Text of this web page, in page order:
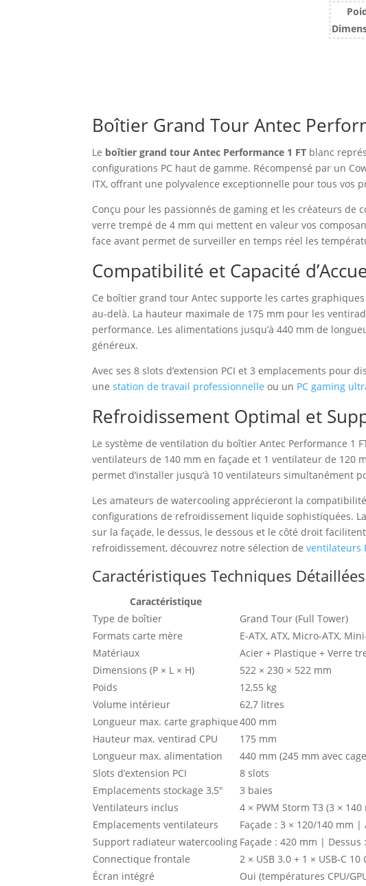
FT
avec
Boîtier Grand Tour Antec
Le boîtier grand tour Antec Performance 1 FT blanc
configurations PC haut de gamme. Récompensé par un
ITX, offrant une polyvalence exceptionnelle pour tous vos
Conçu pour les passionnés de gaming et les créateurs
verre trempé de 4 mm qui mettent en valeur vos
face avant permet de surveiller en temps réel les
Compatibilité et Capacité
Ce boîtier grand tour Antec supporte les cartes
au-delà. La hauteur maximale de 175 mm pour les
performance. Les alimentations jusqu’à 440 mm de
généreux.
Avec ses 8 slots d’extension PCI et 3 emplacements pour
unestation de travail professionnelle ou un PC gaming
Refroidissement Optimal et
Le système de ventilation du boîtier Antec Performance 1
ventilateurs de 140 mm en façade et 1 ventilateur de 120
permet d’installer jusqu’à 10 ventilateurs simultanément
Les amateurs de watercooling apprécieront la
configurations de refroidissement liquide sophistiquées.
sur la façade, le dessus, le dessous et le côté droit
refroidissement, découvrez notre sélection deventilateurs
Caractéristiques Techniques Détaillées
Caractéristique
Type de boîtier
Grand Tour (Full Tower)
Formats carte mère
E-ATX, ATX, Micro-ATX,
Matériaux
Acier + Plastique + Verre
Dimensions (P × L × H)
522 × 230 × 522 mm
Poids
12,55 kg
Volume intérieur
62,7 litres
Longueur max. carte graphique400 mm
Hauteur max. ventirad CPU
175 mm
Longueur max. alimentation
440 mm (245 mm avec
Slots d’extension PCI
8 slots
Emplacements stockage 3,5″
3 baies
Ventilateurs inclus
4 × PWM Storm T3 (3 ×
Emplacements ventilateurs
Façade : 3 × 120/140 mm
Support radiateur watercooling Façade : 420 mm | Dessus
Connectique frontale
2 × USB 3.0 + 1 × USB-C
Écran intégré
Oui (températures CPU/